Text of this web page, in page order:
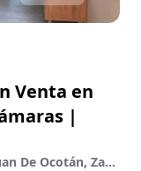
Venta en
|
libben - Avenida Aviación 2243 , San Juan De Ocotán, Zapopan, Jalisco